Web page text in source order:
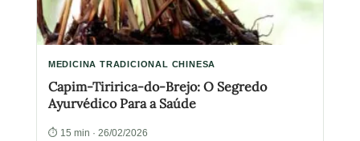
MEDICINA TRADICIONAL CHINESA
Capim-Tiririca-do-Brejo: O Segredo
Ayurvédico Para a Saúde
⏱ 15 min · 26/02/2026